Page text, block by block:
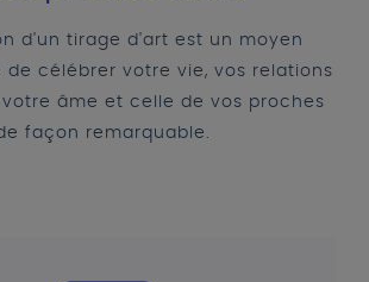
d'un tirage d'art est un moyen
de célébrer votre vie, vos relations
âme et celle de vos proches
façon remarquable.